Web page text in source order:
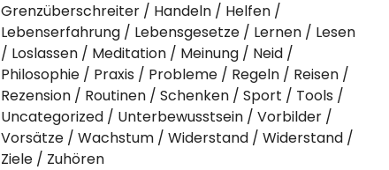
Grenzüberschreiter
Handeln
Helfen
Lebenserfahrung
Lebensgesetze Lernen
Lesen
Loslassen
Meditation Meinung
Neid
Philosophie
Praxis Probleme Regeln
Reisen
Rezension
Routinen Schenken Sport
Tools
Uncategorized
Unterbewusstsein
Vorbilder
Vorsätze
Wachstum Widerstand
Widerstand
Ziele
Zuhören